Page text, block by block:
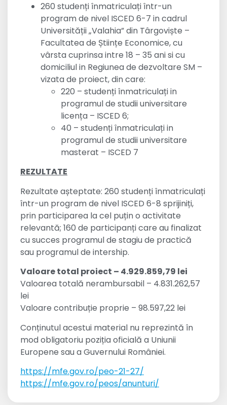
260 studenți înmatriculați într-un
program de nivel ISCED 6-7 in cadrul
Universității „Valahia” din Târgoviște –
Facultatea de Științe Economice, cu
vârsta cuprinsa intre 18 – 35 ani si cu
domiciliul in Regiunea de dezvoltare SM –
vizata de proiect, din care:
220 – studenți înmatriculați in
programul de studii universitare
licența – ISCED 6;
40 – studenți înmatriculați in
programul de studii universitare
masterat – ISCED 7
REZULTATE
Rezultate așteptate: 260 studenți înmatriculați
într-un program de nivel ISCED 6-8 sprijiniți,
prin participarea la cel puțin o activitate
relevantă; 160 de participanți care au finalizat
cu succes programul de stagiu de practică
sau programul de intership.
Valoare total proiect – 4.929.859,79 lei
Valoarea totală nerambursabil – 4.831.262,57
lei
Valoare contribuție proprie – 98.597,22 lei
Conținutul acestui material nu reprezintă în
mod obligatoriu poziția oficială a Uniunii
Europene sau a Guvernului României.
https://mfe.gov.ro/peo-21-27/
https://mfe.gov.ro/peos/anunturi/